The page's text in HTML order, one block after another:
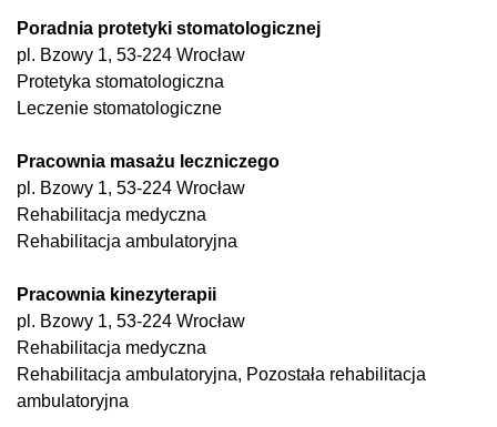
Poradnia protetyki stomatologicznej
pl. Bzowy 1, 53-224 Wrocław
Protetyka stomatologiczna
Leczenie stomatologiczne
Pracownia masażu leczniczego
pl. Bzowy 1, 53-224 Wrocław
Rehabilitacja medyczna
Rehabilitacja ambulatoryjna
Pracownia kinezyterapii
pl. Bzowy 1, 53-224 Wrocław
Rehabilitacja medyczna
Rehabilitacja ambulatoryjna, Pozostała rehabilitacja
ambulatoryjna